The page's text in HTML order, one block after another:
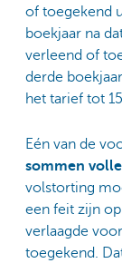
of toegekend
boekjaar na
verleend of
derde
het tarief tot
Eén van de
sommen
volstorting
een feit zijn
verlaagde
toegekend.